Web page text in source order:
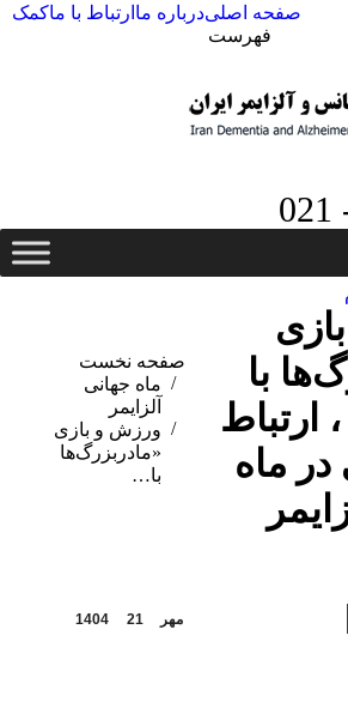
صفحه اصلیدرباره ما ارتباط با ماکمک
فهرست
با
ارتباط
ماه
مکان شما:
صفحه نخست
ماه جهانی
آلزایمر
ورزش و بازی
«مادر‌بزرگ‌ها
با…
مهر 21
1404